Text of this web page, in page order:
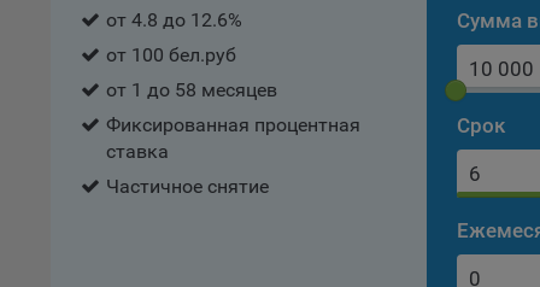
от 4.8 до 12.6%
от 100 бел.руб
от 1 до 58 месяцев
Фиксированная процентная
ставка
Частичное снятие
Сумма
Срок